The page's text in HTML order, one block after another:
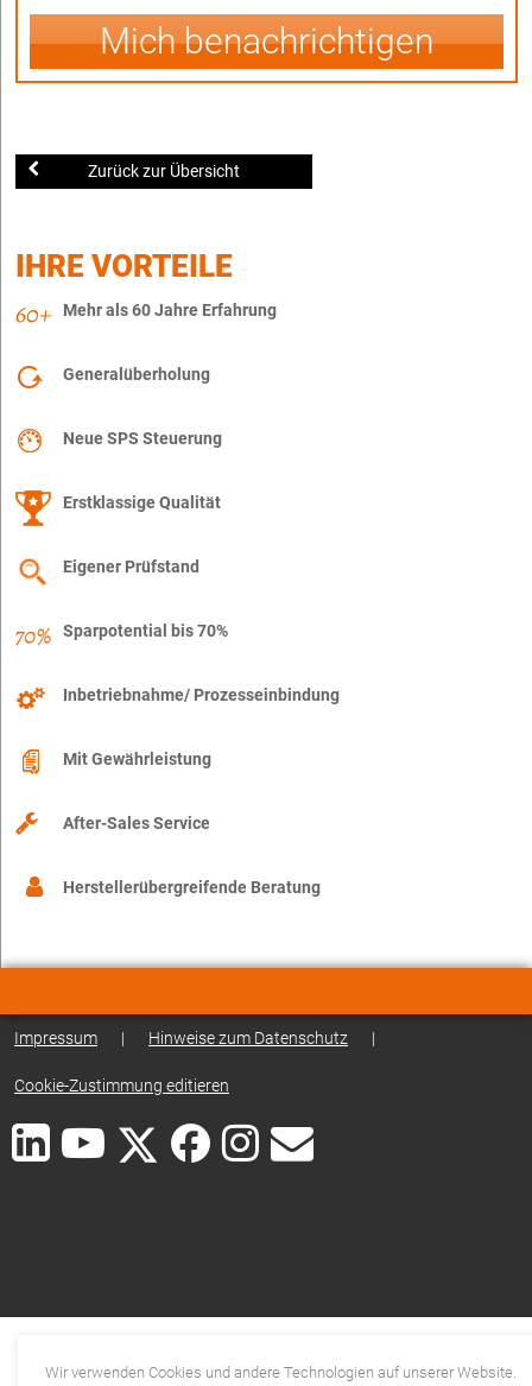
Mich benachrichtigen
Zurück zur Übersicht
IHRE VORTEILE
Mehr als 60 Jahre Erfahrung
Generalüberholung
Neue SPS Steuerung
Erstklassige Qualität
Eigener Prüfstand
Sparpotential bis 70%
Inbetriebnahme/ Prozesseinbindung
Mit Gewährleistung
After-Sales Service
Herstellerübergreifende Beratung
Impressum | Hinweise zum Datenschutz |
Cookie-Zustimmung editieren
Wir verwenden Cookies und andere Technologien auf unserer Website.